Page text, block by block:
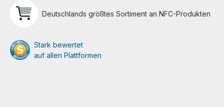
Deutschlands größtes Sortiment an NFC-Produkten
Stark bewertet
auf allen Plattformen